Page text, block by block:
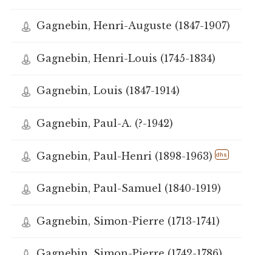
Gagnebin, Henri-Auguste (1847-1907)
Gagnebin, Henri-Louis (1745-1834)
Gagnebin, Louis (1847-1914)
Gagnebin, Paul-A. (?-1942)
Gagnebin, Paul-Henri (1898-1963) dhs
Gagnebin, Paul-Samuel (1840-1919)
Gagnebin, Simon-Pierre (1713-1741)